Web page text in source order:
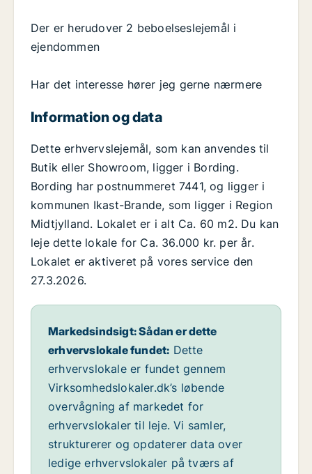
Der er herudover 2 beboelseslejemål i
ejendommen
Har det interesse hører jeg gerne nærmere
Information og data
Dette erhvervslejemål, som kan anvendes til
Butik eller Showroom, ligger i Bording.
Bording har postnummeret 7441, og ligger i
kommunen Ikast-Brande, som ligger i Region
Midtjylland. Lokalet er i alt Ca. 60 m2. Du kan
leje dette lokale for Ca. 36.000 kr. per år.
Lokalet er aktiveret på vores service den
27.3.2026.
Markedsindsigt: Sådan er dette
erhvervslokale fundet: Dette
erhvervslokale er fundet gennem
Virksomhedslokaler.dk’s løbende
overvågning af markedet for
erhvervslokaler til leje. Vi samler,
strukturerer og opdaterer data over
ledige erhvervslokaler på tværs af